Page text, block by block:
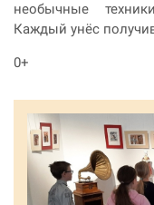
необычные
Каждый унёс
0+